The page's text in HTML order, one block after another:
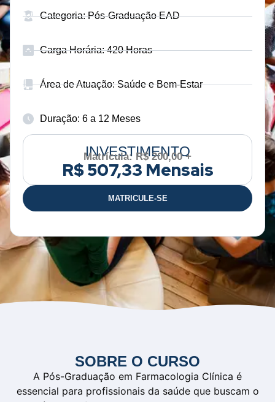
Categoria: Pós-Graduação EAD
Carga Horária: 420 Horas
Área de Atuação: Saúde e Bem-Estar
Duração: 6 a 12 Meses
INVESTIMENTO
Matrícula: R$ 200,00 +
R$ 507,33 Mensais
MATRICULE-SE
SOBRE O CURSO
A Pós-Graduação em Farmacologia Clínica é
essencial para profissionais da saúde que buscam o